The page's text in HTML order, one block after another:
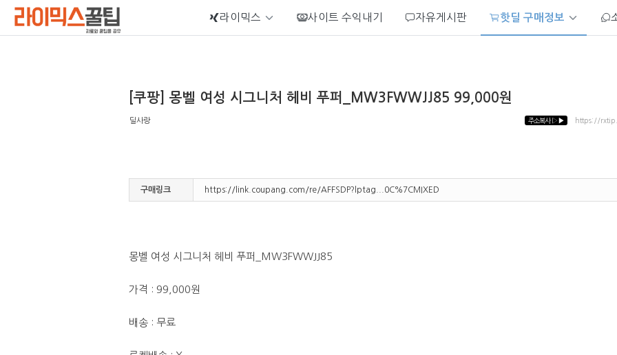
라이믹스 사이트 수익내기 자유게시판 핫딜 구매정보
[쿠팡] 몽벨 여성 시그니처 헤비 푸퍼_MW3FWWJJ85 99,000원
딜사랑 주소복사 ▷▶ https://
구매링크 https://link.coupang.com/re/AFFSDP?lptag...0C%7CMIXED
몽벨 여성 시그니처 헤비 푸퍼_MW3FWWJJ85
가격 : 99,000원
배송 : 무료
Sketchbook5, 스케치북5